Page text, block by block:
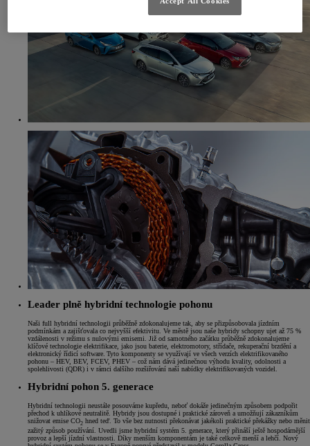
Leader plně hybridní technologie pohonu
Naši full hybridní technologii průběžně zdokonalujeme tak, aby se přizpůsobovala jízdním
podmínkám a zajišťovala co nejvyšší efektivitu. Ve městě jsou naše hybridy schopny ujet až 75 %
vzdálenosti v režimu s nulovými emisemi. Již od samotného začátku průběžně zdokonalujeme
klíčové technologie elektrifikace, jako jsou baterie, elektromotory, střídače, rekuperační brzdění a
elektronický řídicí software. Tyto komponenty se využívají ve všech verzích elektrifikovaného
pohonu – HEV, BEV, FCEV, PHEV – což nám dává jedinečnou výhodu kvality, odolnosti a
spolehlivosti (QDR) i v rámci dalšího rozšiřování naší nabídky elektrifikovaných vozidel.
Hybridní pohon 5. generace
Hybridní technologii neustále posouváme kupředu, neboť dokáže jedinečným způsobem podpořit
přechod k uhlíkové neutralitě. Hybridy jsou dostupné i praktické zároveň a umožňují zákazníkům
snižovat emise CO2 hned teď. To vše bez nutnosti překonávat jakékoli praktické překážky nebo měnit
zažitý způsob používání. Uvedli jsme hybridní systém 5. generace, který přináší ještě hospodárnější
provoz a lepší jízdní vlastnosti. Díky menším komponentám je také celkově menší a lehčí. Nový